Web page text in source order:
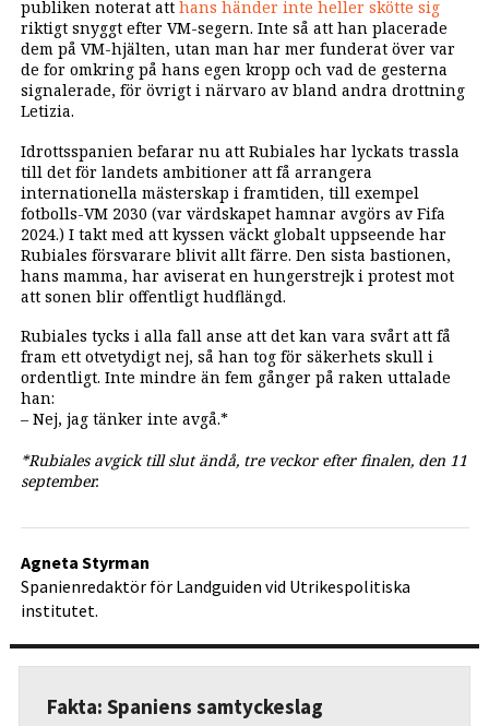
publiken noterat att hans händer inte heller skötte sig
riktigt snyggt efter VM-segern. Inte så att han placerade
dem på VM-hjälten, utan man har mer funderat över var
de for omkring på hans egen kropp och vad de gesterna
signalerade, för övrigt i närvaro av bland andra drottning
Letizia.
Idrottsspanien befarar nu att Rubiales har lyckats trassla
till det för landets ambitioner att få arrangera
internationella mästerskap i framtiden, till exempel
fotbolls-VM 2030 (var värdskapet hamnar avgörs av Fifa
2024.) I takt med att kyssen väckt globalt uppseende har
Rubiales försvarare blivit allt färre. Den sista bastionen,
hans mamma, har aviserat en hungerstrejk i protest mot
att sonen blir offentligt hudflängd.
Rubiales tycks i alla fall anse att det kan vara svårt att få
fram ett otvetydigt nej, så han tog för säkerhets skull i
ordentligt. Inte mindre än fem gånger på raken uttalade
han:
– Nej, jag tänker inte avgå.*
*Rubiales avgick till slut ändå, tre veckor efter finalen, den 11
september.
Agneta Styrman
Spanienredaktör för Landguiden vid Utrikespolitiska
institutet.
Fakta: Spaniens samtyckeslag